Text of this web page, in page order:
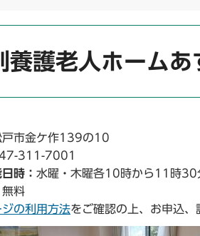
養護老人ホームあ
戸市金ケ作139の10
311-7001
時： 水曜・木曜各10時から11時
無料
の利用方法をご確認の上、お申込、